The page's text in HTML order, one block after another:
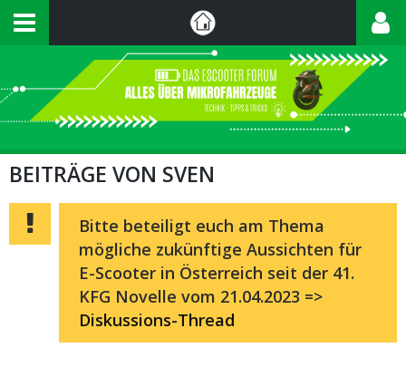
BEITRÄGE VON SVEN
Bitte beteiligt euch am Thema
mögliche zukünftige Aussichten für
E-Scooter in Österreich seit der 41.
KFG Novelle vom 21.04.2023 =>
Diskussions-Thread